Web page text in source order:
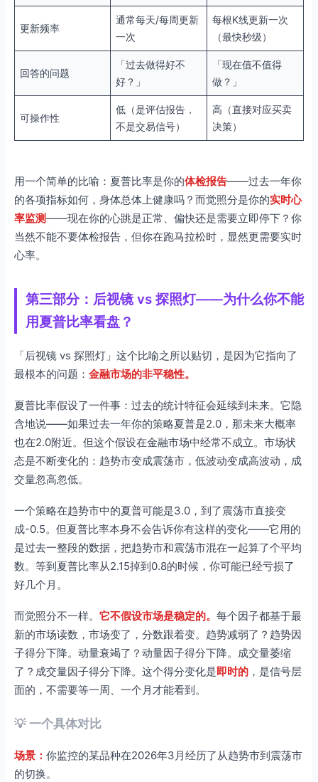
更新频率
通常每天/每周更新
一次
每根K线更新一次
（最快秒级）
回答的问题
「过去做得好不
好？」
「现在值不值得
做？」
可操作性
低（是评估报告，
不是交易信号）
高（直接对应买卖
决策）
用一个简单的比喻：夏普比率是你的体检报告——过去一年你
的各项指标如何，身体总体上健康吗？而觉照分是你的实时心
率监测——现在你的心跳是正常、偏快还是需要立即停下？你
当然不能不要体检报告，但你在跑马拉松时，显然更需要实时
心率。
第三部分：后视镜 vs 探照灯——为什么你不能
用夏普比率看盘？
「后视镜 vs 探照灯」这个比喻之所以贴切，是因为它指向了
最根本的问题： 金融市场的非平稳性。
夏普比率假设了一件事：过去的统计特征会延续到未来。它隐
含地说——如果过去一年你的策略夏普是2.0，那未来大概率
也在2.0附近。但这个假设在金融市场中经常不成立。市场状
态是不断变化的：趋势市变成震荡市，低波动变成高波动，成
交量忽高忽低。
一个策略在趋势市中的夏普可能是3.0，到了震荡市直接变
成-0.5。但夏普比率本身不会告诉你有这样的变化——它用的
是过去一整段的数据，把趋势市和震荡市混在一起算了个平均
数。等到夏普比率从2.15掉到0.8的时候，你可能已经亏损了
好几个月。
而觉照分不一样。 它不假设市场是稳定的。 每个因子都基于最
新的市场读数，市场变了，分数跟着变。趋势减弱了？趋势因
子得分下降。动量衰竭了？动量因子得分下降。成交量萎缩
了？成交量因子得分下降。这个得分变化是即时的 ，是信号层
面的，不需要等一周、一个月才能看到。
💡 一个具体对比
场景： 你监控的某品种在2026年3月经历了从趋势市到震荡市
的切换。